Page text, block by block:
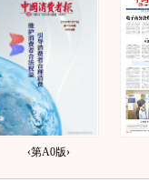
‹第A0版›